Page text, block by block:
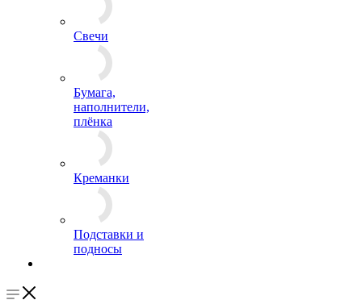
Свечи
Бумага,
наполнители,
плёнка
Креманки
Подставки и
подносы